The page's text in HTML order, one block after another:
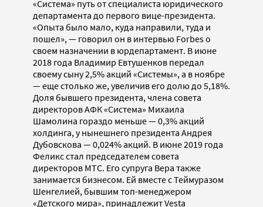
«Система» путь от специалиста юридического
департамента до первого вице-президента.
«Опыта было мало, куда направили, туда и
пошел», — говорил он в интервью Forbes о
своем назначении в юрдепартамент. В июне
2018 года Владимир Евтушенков передал
своему сыну 2,5% акций «Системы», а в ноябре
— еще столько же, увеличив его долю до 5,18%.
Доля бывшего президента, члена совета
директоров АФК «Система» Михаила
Шамолина гораздо меньше — 0,3% акций
холдинга, у нынешнего президента Андрея
Дубовскова — 0,024% акций. В июне 2019 года
Феликс стал председателем совета
директоров МТС. Его супруга Вера также
занимается бизнесом. Ей вместе с Теймуразом
Шенгелией, бывшим топ-менеджером
«Детского мира», принадлежит Vesta